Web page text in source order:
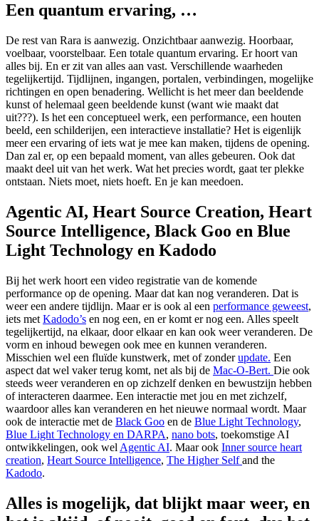
Een quantum ervaring, …
De rest van Rara is aanwezig. Onzichtbaar aanwezig. Hoorbaar,
voelbaar, voorstelbaar. Een totale quantum ervaring. Er hoort van
alles bij. En er zit van alles aan vast. Verschillende waarheden
tegelijkertijd. Tijdlijnen, ingangen, portalen, verbindingen, mogelijke
richtingen en open benadering. Wellicht is het meer dan beeldende
kunst of helemaal geen beeldende kunst (want wie maakt dat
uit???). Is het een conceptueel werk, een performance, een houten
beeld, een schilderijen, een interactieve installatie? Het is eigenlijk
meer een ervaring of iets wat je mee kan maken, tijdens de opening.
Dan zal er, op een bepaald moment, van alles gebeuren. Ook dat
maakt deel uit van het werk. Wat het precies wordt, gaat ter plekke
ontstaan. Niets moet, niets hoeft. En je kan meedoen.
Agentic AI, Heart Source Creation, Heart
Source Intelligence, Black Goo en Blue
Light Technology en Kadodo
Bij het werk hoort een video registratie van de komende
performance op de opening. Maar dat kan nog veranderen. Dat is
weer een andere tijdlijn. Maar er is ook al een performance geweest,
iets met Kadodo’s en nog een, en er komt er nog een. Alles speelt
tegelijkertijd, na elkaar, door elkaar en kan ook weer veranderen. De
vorm en inhoud bewegen ook mee en kunnen veranderen.
Misschien wel een fluïde kunstwerk, met of zonderupdate. Een
aspect dat wel vaker terug komt, net als bij de Mac-O-Bert. Die ook
steeds weer veranderen en op zichzelf denken en bewustzijn hebben
of interacteren daarmee. Een interactie met jou en met zichzelf,
waardoor alles kan veranderen en het nieuwe normaal wordt. Maar
ook de interactie met de Black Goo en de Blue Light Technology,
Blue Light Technology en DARPA, nano bots, toekomstige AI
ontwikkelingen, ook wel Agentic AI. Maar ook Inner source heart
creation, Heart Source Intelligence, The Higher Selfand the
Kadodo.
Alles is mogelijk, dat blijkt maar weer, en